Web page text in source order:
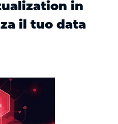
in
il tuo data